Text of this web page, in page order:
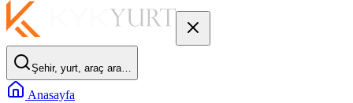
Şehir, yurt, araç ara…
Anasayfa